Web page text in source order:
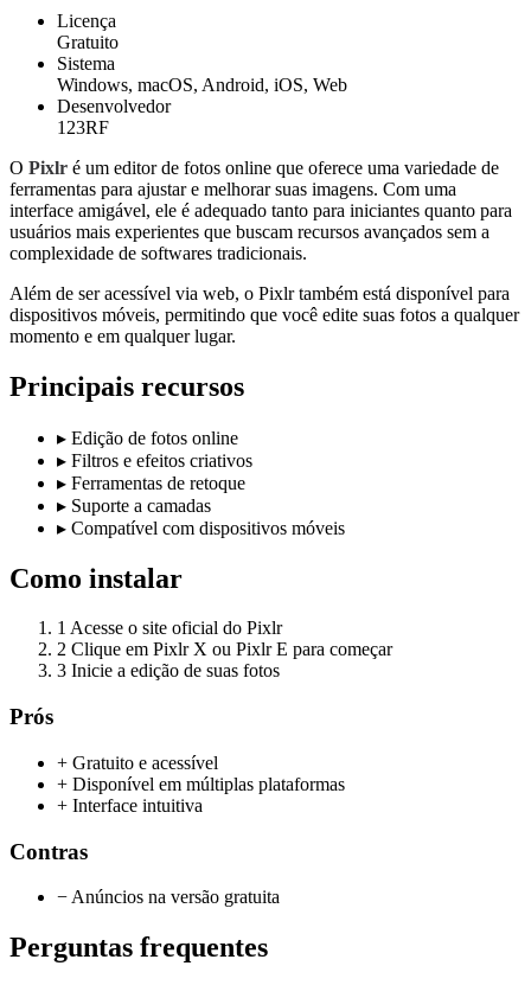
Licença
Gratuito
Sistema
Windows, macOS, Android, iOS, Web
Desenvolvedor
123RF
O Pixlr é um editor de fotos online que oferece uma variedade de
ferramentas para ajustar e melhorar suas imagens. Com uma
interface amigável, ele é adequado tanto para iniciantes quanto para
usuários mais experientes que buscam recursos avançados sem a
complexidade de softwares tradicionais.
Além de ser acessível via web, o Pixlr também está disponível para
dispositivos móveis, permitindo que você edite suas fotos a qualquer
momento e em qualquer lugar.
Principais recursos
▸ Edição de fotos online
▸ Filtros e efeitos criativos
▸ Ferramentas de retoque
▸ Suporte a camadas
▸ Compatível com dispositivos móveis
Como instalar
1 Acesse o site oficial do Pixlr
2 Clique em Pixlr X ou Pixlr E para começar
3 Inicie a edição de suas fotos
Prós
+ Gratuito e acessível
+ Disponível em múltiplas plataformas
+ Interface intuitiva
Contras
− Anúncios na versão gratuita
Perguntas frequentes